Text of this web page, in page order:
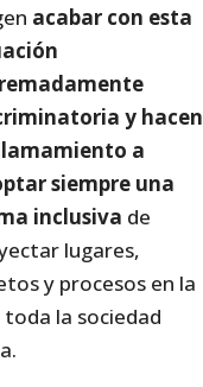
acabar con esta
y hacen
a
siempre una
inclusiva de
lugares,
y procesos en la
toda la sociedad